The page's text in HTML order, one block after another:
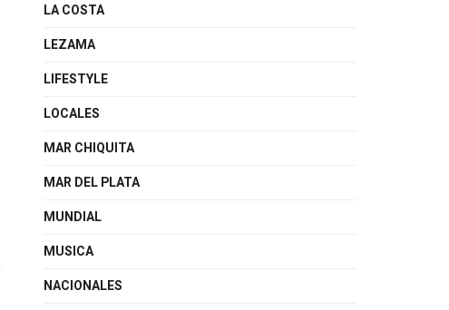
LA COSTA
LEZAMA
LIFESTYLE
LOCALES
MAR CHIQUITA
MAR DEL PLATA
MUNDIAL
MUSICA
NACIONALES